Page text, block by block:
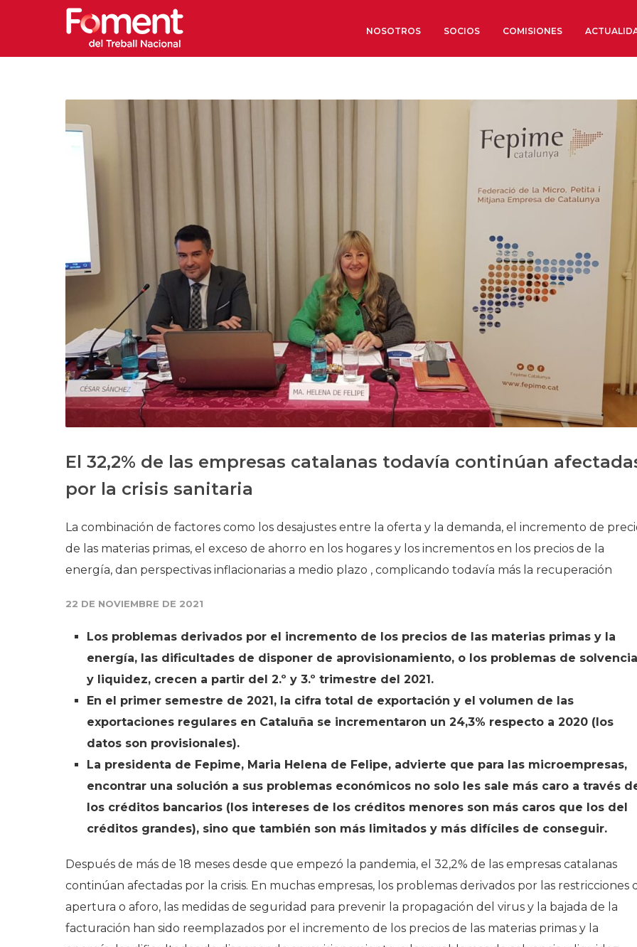
NOSOTROS
Órganos Consultivos
Institut d’Estudis
Organizaciones sectoriales
Económicos y Sociales
Organizaciones territoriales
Conoce más
Biblioteca Archivo
SOCIOS COMISIONES
El 32,2% de las empresas catalanas todavía continúan
por la crisis sanitaria
La combinación de factores como los desajustes entre la oferta y la demanda, el incremento de
de las materias primas, el exceso de ahorro en los hogares y los incrementos en los precios de la
energía, dan perspectivas inflacionarias a medio plazo , complicando todavía más la recuperación
22 DE NOVIEMBRE DE 2021
Los problemas derivados por el incremento de los precios de las materias primas y la
energía, las dificultades de disponer de aprovisionamiento, o los problemas de solvencia
y liquidez, crecen a partir del 2.º y 3.º trimestre del 2021.
En el primer semestre de 2021, la cifra total de exportación y el volumen de las
exportaciones regulares en Cataluña se incrementaron un 24,3% respecto a 2020 (los
datos son provisionales).
La presidenta de Fepime, Maria Helena de Felipe, advierte que para las microempresas,
encontrar una solución a sus problemas económicos no solo les sale más caro a través
los créditos bancarios (los intereses de los créditos menores son más caros que los del
créditos grandes), sino que también son más limitados y más difíciles de conseguir.
Después de más de 18 meses desde que empezó la pandemia, el 32,2% de las empresas catalanas
continúan afectadas por la crisis. En muchas empresas, los problemas derivados por las restricciones
apertura o aforo, las medidas de seguridad para prevenir la propagación del virus y la bajada de la
facturación han sido reemplazados por el incremento de los precios de las materias primas y la